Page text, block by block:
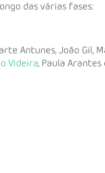
das várias fases:
Antunes, João Gil,
Videira, Paula Arantes